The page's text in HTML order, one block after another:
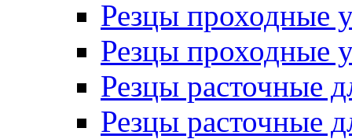
Резцы проходные
Резцы проходные
Резцы расточные
Резцы расточные